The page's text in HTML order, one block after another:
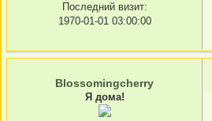
Последний визит:
1970-01-01 03:00:00
Blossomingcherry
Я дома!